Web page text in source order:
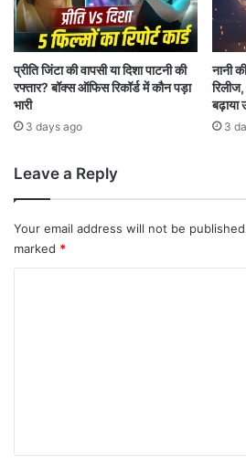
मा
ई
का
मौ
का
?
र्ड
प
र
न
ज
र
प्रीति जिंटा की वापसी या दिशा पाटनी की
रफ्तार? बॉक्स ऑफिस रिकॉर्ड में कौन पड़ा
भारी
3 days ago
नानी
बढ़ाया
3
Leave a Reply
Your email address will not be
marked *